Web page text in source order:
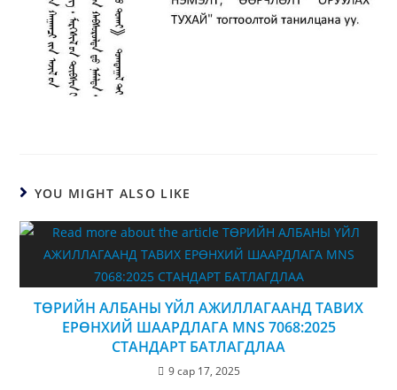
YOU MIGHT ALSO LIKE
ТӨРИЙН АЛБАНЫ ҮЙЛ АЖИЛЛАГААНД ТАВИХ
ЕРӨНХИЙ ШААРДЛАГА MNS 7068:2025
СТАНДАРТ БАТЛАГДЛАА
9 сар 17, 2025